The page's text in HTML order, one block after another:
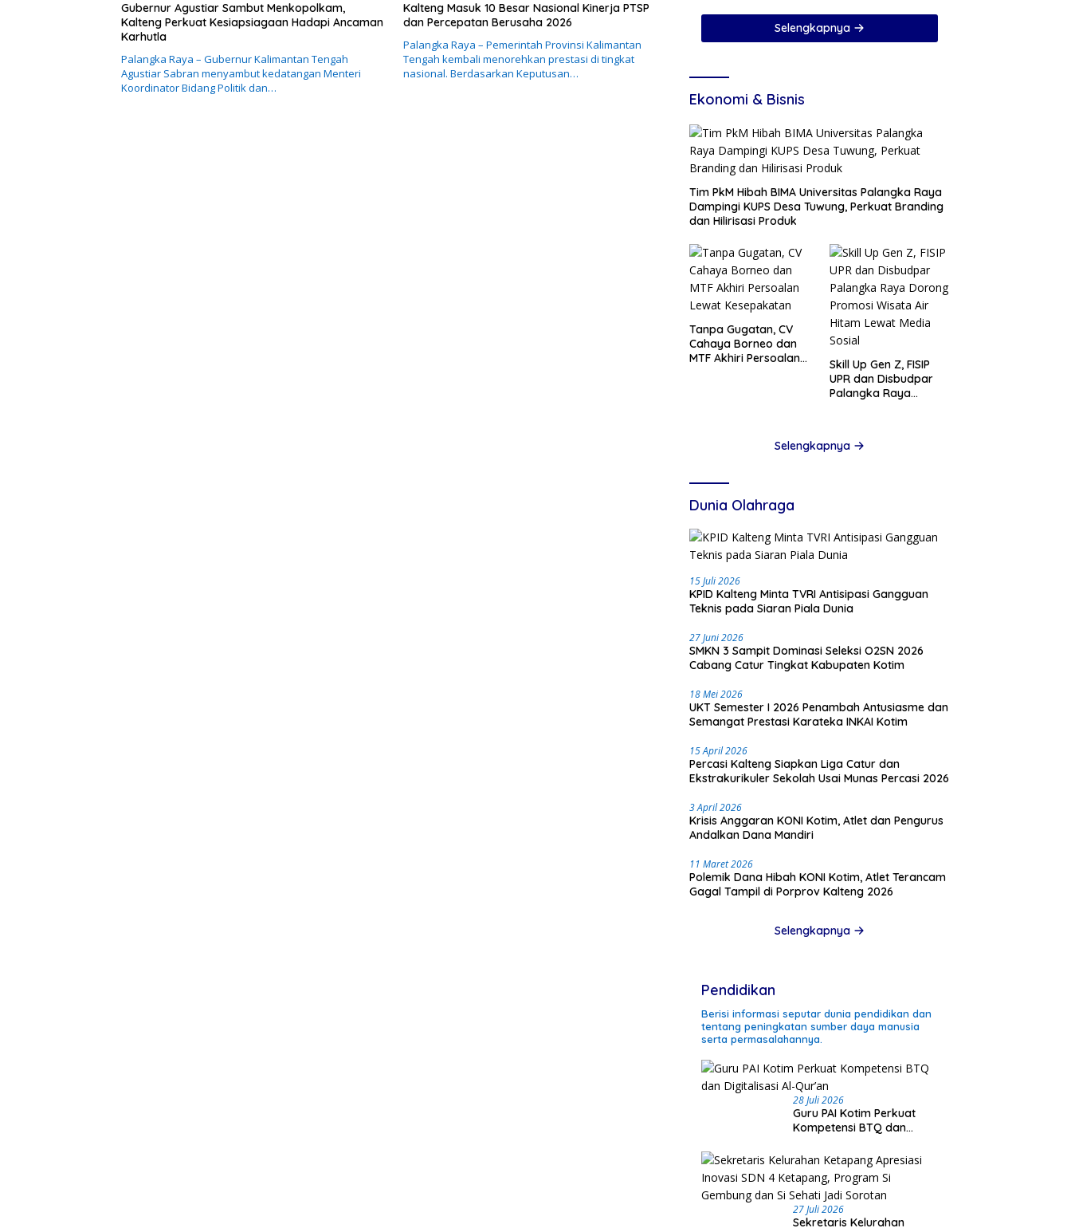
Gubernur Agustiar Sambut Menkopolkam,
Kalteng Perkuat Kesiapsiagaan Hadapi Ancaman
Karhutla
Palangka Raya – Gubernur Kalimantan Tengah
Agustiar Sabran menyambut kedatangan Menteri
Koordinator Bidang Politik dan…
Kalteng Masuk 10 Besar Nasional Kinerja PTSP
dan Percepatan Berusaha 2026
Palangka Raya – Pemerintah Provinsi Kalimantan
Tengah kembali menorehkan prestasi di tingkat
nasional. Berdasarkan Keputusan…
Sudah Cabut SK
Selengkapnya
Ekonomi & Bisnis
Tim PkM Hibah BIMA Universitas Palangka Raya
Dampingi KUPS Desa Tuwung, Perkuat Branding
dan Hilirisasi Produk
Tanpa Gugatan, CV
Cahaya Borneo dan
MTF Akhiri Persoalan
Skill Up Gen Z, FISIP
UPR dan Disbudpar
Palangka Raya
Selengkapnya
Dunia Olahraga
15 Juli 2026
KPID Kalteng Minta TVRI Antisipasi Gangguan
Teknis pada Siaran Piala Dunia
27 Juni 2026
SMKN 3 Sampit Dominasi Seleksi O2SN 2026
Cabang Catur Tingkat Kabupaten Kotim
18 Mei 2026
UKT Semester I 2026 Penambah Antusiasme dan
Semangat Prestasi Karateka INKAI Kotim
15 April 2026
Percasi Kalteng Siapkan Liga Catur dan
Ekstrakurikuler Sekolah Usai Munas Percasi 2026
3 April 2026
Krisis Anggaran KONI Kotim, Atlet dan Pengurus
Andalkan Dana Mandiri
11 Maret 2026
Polemik Dana Hibah KONI Kotim, Atlet Terancam
Gagal Tampil di Porprov Kalteng 2026
Selengkapnya
Pendidikan
Berisi informasi seputar dunia pendidikan dan
tentang peningkatan sumber daya manusia
serta permasalahannya.
28 Juli 2026
Guru PAI Kotim Perkuat
Kompetensi BTQ dan
27 Juli 2026
Sekretaris Kelurahan